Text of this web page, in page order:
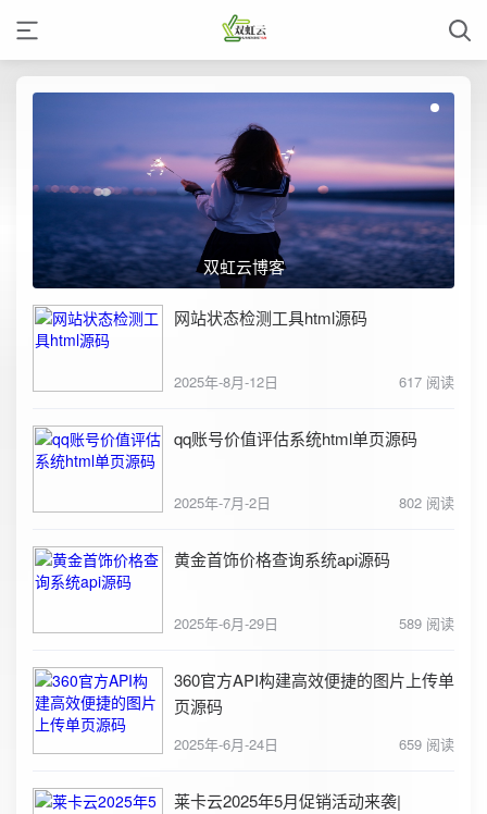
双虹云博客
网站状态检测工具html源码
2025年-8月-12日 617 阅读
qq账号价值评估系统html单页源码
2025年-7月-2日 802 阅读
黄金首饰价格查询系统api源码
2025年-6月-29日 589 阅读
360官方API构建高效便捷的图片上传单
页源码
2025年-6月-24日 659 阅读
莱卡云2025年5月促销活动来袭|